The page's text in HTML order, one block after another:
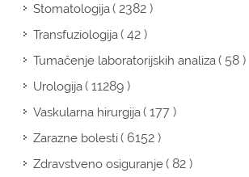
Stomatologija( 2382 )
Transfuziologija( 42 )
Tumačenje laboratorijskih analiza( 58 )
Urologija( 11289 )
Vaskularna hirurgija( 177 )
Zarazne bolesti( 6152 )
Zdravstveno osiguranje( 82 )